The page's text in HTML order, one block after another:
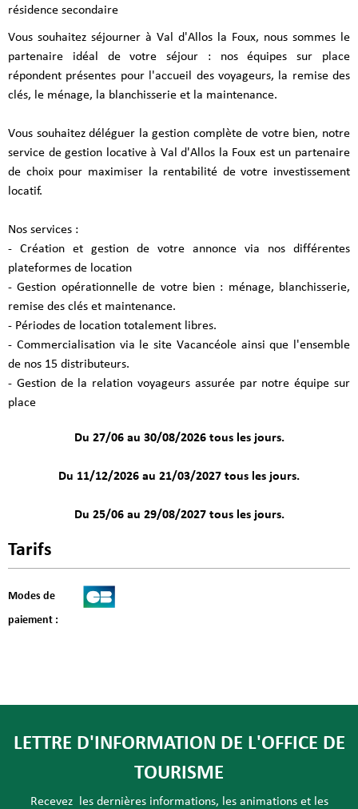
résidence secondaire
Vous souhaitez séjourner à Val d'Allos la Foux, nous sommes le
partenaire idéal de votre séjour : nos équipes sur place
répondent présentes pour l'accueil des voyageurs, la remise des
clés, le ménage, la blanchisserie et la maintenance.
Vous souhaitez déléguer la gestion complète de votre bien, notre
service de gestion locative à Val d'Allos la Foux est un partenaire
de choix pour maximiser la rentabilité de votre investissement
locatif.
Nos services :
- Création et gestion de votre annonce via nos différentes
plateformes de location
- Gestion opérationnelle de votre bien : ménage, blanchisserie,
remise des clés et maintenance.
- Périodes de location totalement libres.
- Commercialisation via le site Vacancéole ainsi que l'ensemble
de nos 15 distributeurs.
- Gestion de la relation voyageurs assurée par notre équipe sur
place
Du 27/06 au 30/08/2026 tous les jours.
Du 11/12/2026 au 21/03/2027 tous les jours.
Du 25/06 au 29/08/2027 tous les jours.
Tarifs
Modes de
paiement :
LETTRE D'INFORMATION DE L'OFFICE DE
TOURISME
Recevez les dernières informations, les animations et les